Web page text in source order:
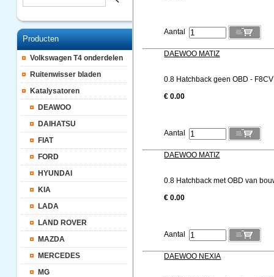
Producten
Volkswagen T4 onderdelen
Ruitenwisser bladen
Katalysatoren
DEAWOO
DAIHATSU
FIAT
FORD
HYUNDAI
KIA
LADA
LAND ROVER
MAZDA
MERCEDES
MG
Aantal
DAEWOO MATIZ
0.8 Hatchback geen OBD -
€ 0.00
Aantal
DAEWOO MATIZ
0.8 Hatchback met OBD van
€ 0.00
Aantal
DAEWOO NEXIA